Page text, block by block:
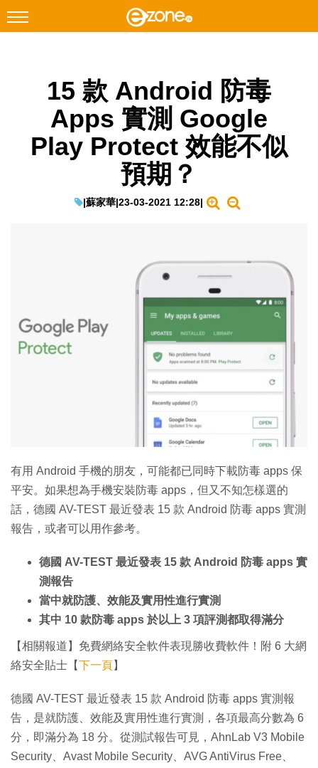
Facebook Instagram
網絡生活
Enterprise Digital Transformation
特集
15 款 Android 防毒
Apps 實測 Google
Play Protect 效能不似
預期？
|蘇家華|23-03-2021 12:28|
有用 Android 手機的朋友，可能都已同時下載防毒 apps 保
平安。如果想為手機安裝防毒 apps，但又不知怎樣選的
話，德國 AV-TEST 最近發表 15 款 Android 防毒 apps 實測
報告，或者可以用作參考。
德國 AV-TEST 最近發表 15 款 Android 防毒 apps 實
測報告
當中就防護、效能及實用性進行實測
其中 10 款防毒 apps 於以上 3 項評測都取得滿分
【相關報道】免費網絡安全軟件表現勝收費軟件！附 6 大網
絡安全貼士【下一頁】
德國 AV-TEST 最近發表 15 款 Android 防毒 apps 實測報
告，是就防護、效能及實用性進行實測，各項最高分數為 6
分，即滿分為 18 分。從測試報告可見，AhnLab V3 Mobile
Security、Avast Mobile Security、AVG AntiVirus Free、